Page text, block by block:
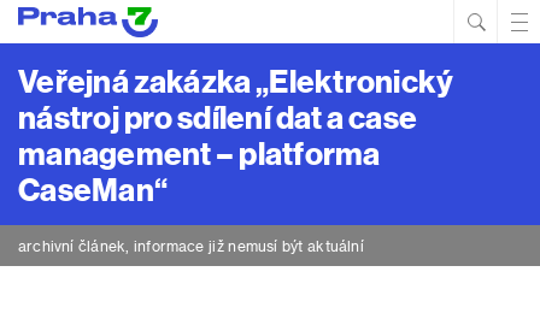
Veřejná zakázka „Elektronický
nástroj pro sdílení dat a case
management – platforma
CaseMan“
archivní článek, informace již nemusí být aktuální